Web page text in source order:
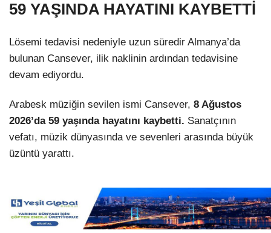
59 YAŞINDA HAYATINI KAYBETTİ
Lösemi tedavisi nedeniyle uzun süredir Almanya’da
bulunan Cansever, ilik naklinin ardından tedavisine
devam ediyordu.
Arabesk müziğin sevilen ismi Cansever, 8 Ağustos
2026’da 59 yaşında hayatını kaybetti. Sanatçının
vefatı, müzik dünyasında ve sevenleri arasında büyük
üzüntü yarattı.